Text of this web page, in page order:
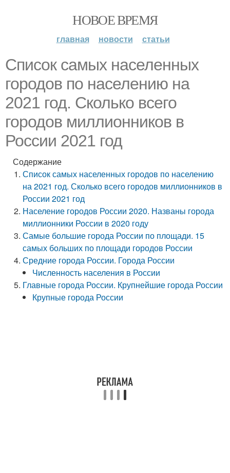
НОВОЕ ВРЕМЯ
главная новости статьи
Список самых населенных
городов по населению на
2021 год. Сколько всего
городов миллионников в
России 2021 год
Содержание
Список самых населенных городов по населению
на 2021 год. Сколько всего городов миллионников в
России 2021 год
Население городов России 2020. Названы города
миллионники России в 2020 году
Самые большие города России по площади. 15
самых больших по площади городов России
Средние города России. Города России
Численность населения в России
Главные города России. Крупнейшие города России
Крупные города России